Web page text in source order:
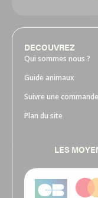
DECOUVREZ
Qui sommes nous ?
Guide animaux
Suivre une commande
Plan du site
LES